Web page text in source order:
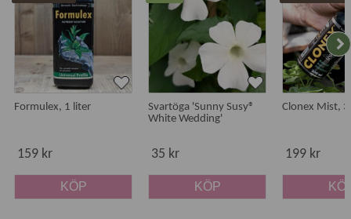
Formulex, 1 liter
159 kr
KÖP
Svartöga 'Sunny Susy®
White Wedding'
35 kr
KÖP
Clonex Mist,
199 kr